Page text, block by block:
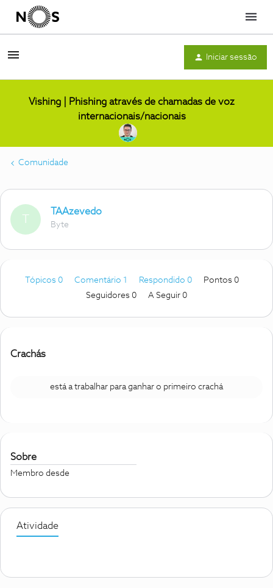
Menu
Iniciar sessão
Vishing | Phishing através de chamadas de voz
internacionais/nacionais
Comunidade
TAAzevedo
Byte
Tópicos 0 Comentário 1 Respondido 0
Pontos 0
Seguidores 0 A Seguir 0
Crachás
está a trabalhar para ganhar o primeiro crachá
Sobre
Membro desde
Atividade